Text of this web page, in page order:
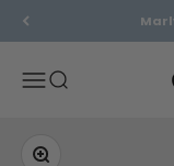
Zum Inhalt springen
MenüSuche
Bild vergrößern